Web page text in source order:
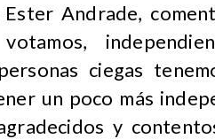
Andrade,
ciegas
un poco más
y